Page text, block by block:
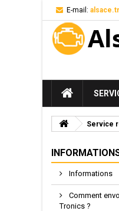
E-mail:
Service
Informations
Comment
Tronics ?